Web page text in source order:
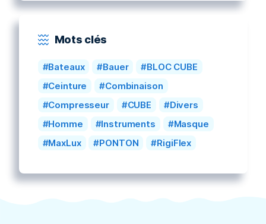
Mots clés
Bateaux Bauer
BLOC CUBE
Ceinture
Combinaison
Compresseur
CUBE
Divers
Homme
Instruments
Masque
MaxLux
PONTON RigiFlex